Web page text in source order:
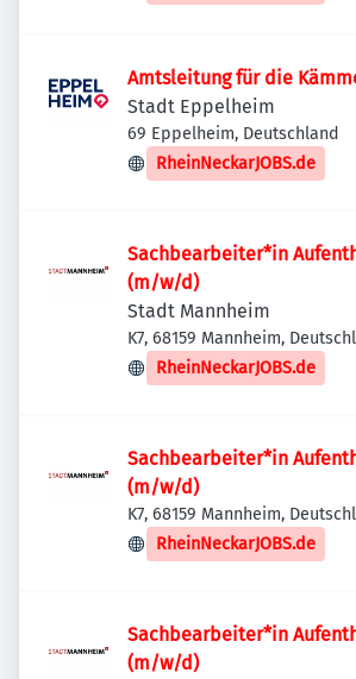
Amtsleitung für die
Stadt Eppelheim
69 Eppelheim, Deutschland
RheinNeckarJOBS.de
Sachbearbeiter*in
(m/w/d)
Stadt Mannheim
K7, 68159 Mannheim,
RheinNeckarJOBS.de
Sachbearbeiter*in
(m/w/d)
K7, 68159 Mannheim,
RheinNeckarJOBS.de
Sachbearbeiter*in
(m/w/d)